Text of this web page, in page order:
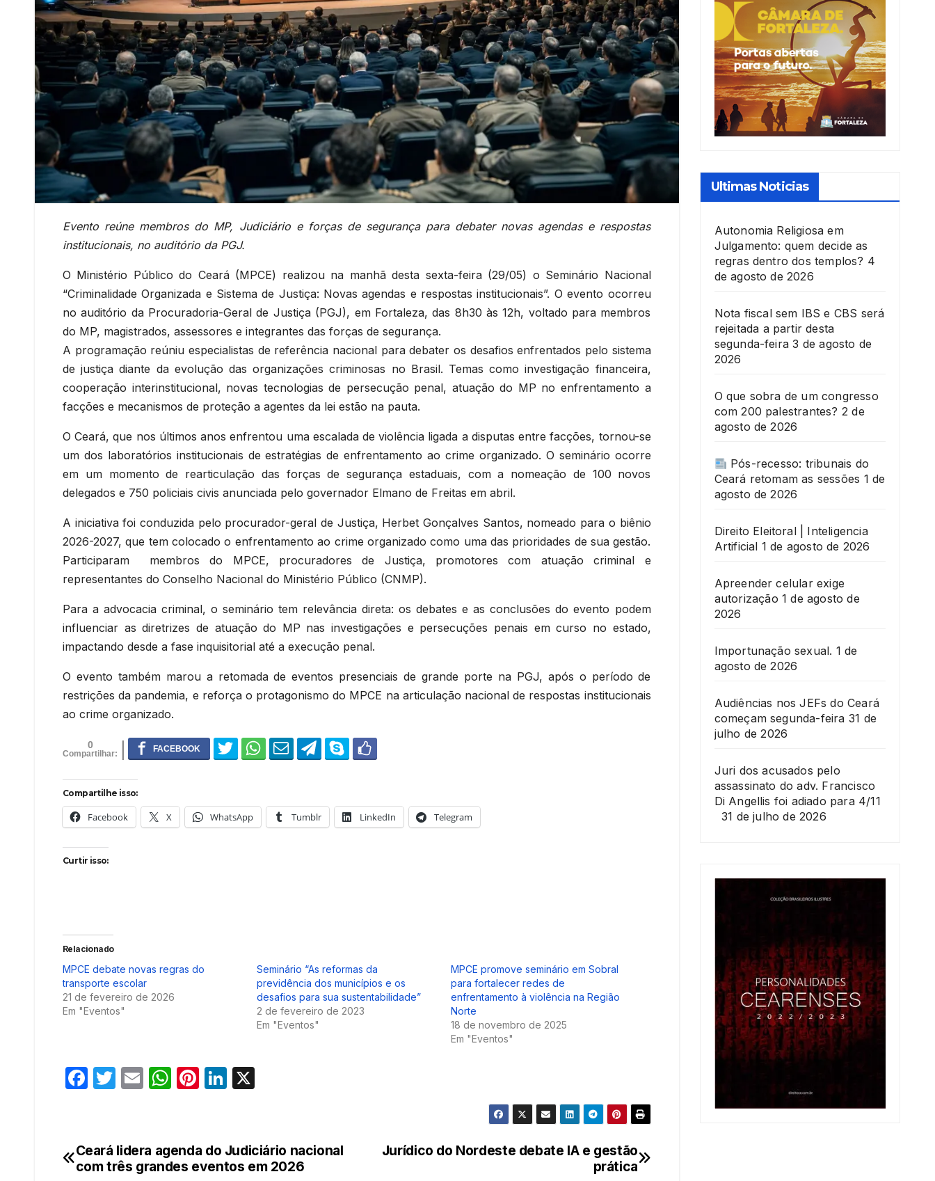
Evento reúne membros do MP, Judiciário e forças de segurança para debater novas agendas e respostas
institucionais, no auditório da PGJ.
O Ministério Público do Ceará (MPCE) realizou na manhã desta sexta-feira (29/05) o Seminário Nacional
“Criminalidade Organizada e Sistema de Justiça: Novas agendas e respostas institucionais”. O evento ocorreu
no auditório da Procuradoria-Geral de Justiça (PGJ), em Fortaleza, das 8h30 às 12h, voltado para membros
do MP, magistrados, assessores e integrantes das forças de segurança.
A programação reúniu especialistas de referência nacional para debater os desafios enfrentados pelo sistema
de justiça diante da evolução das organizações criminosas no Brasil. Temas como investigação financeira,
cooperação interinstitucional, novas tecnologias de persecução penal, atuação do MP no enfrentamento a
facções e mecanismos de proteção a agentes da lei estão na pauta.
O Ceará, que nos últimos anos enfrentou uma escalada de violência ligada a disputas entre facções, tornou-se
um dos laboratórios institucionais de estratégias de enfrentamento ao crime organizado. O seminário ocorre
em um momento de rearticulação das forças de segurança estaduais, com a nomeação de 100 novos
delegados e 750 policiais civis anunciada pelo governador Elmano de Freitas em abril.
A iniciativa foi conduzida pelo procurador-geral de Justiça, Herbet Gonçalves Santos, nomeado para o biênio
2026-2027, que tem colocado o enfrentamento ao crime organizado como uma das prioridades de sua gestão.
Participaram membros do MPCE, procuradores de Justiça, promotores com atuação criminal e
representantes do Conselho Nacional do Ministério Público (CNMP).
Para a advocacia criminal, o seminário tem relevância direta: os debates e as conclusões do evento podem
influenciar as diretrizes de atuação do MP nas investigações e persecuções penais em curso no estado,
impactando desde a fase inquisitorial até a execução penal.
O evento também marou a retomada de eventos presenciais de grande porte na PGJ, após o período de
restrições da pandemia, e reforça o protagonismo do MPCE na articulação nacional de respostas institucionais
ao crime organizado.
0
Compartilhe isso:
Facebook X WhatsApp Tumblr LinkedIn Telegram
Curtir isso:
Relacionado
MPCE debate novas regras do
transporte escolar
21 de fevereiro de 2026
Em "Eventos"
Seminário “As reformas da
previdência dos municípios e os
desafios para sua sustentabilidade”
2 de fevereiro de 2023
Em "Eventos"
MPCE promove seminário em Sobral
para fortalecer redes de
enfrentamento à violência na Região
Norte
18 de novembro de 2025
Em "Eventos"
F
e
b
T
er
E
W
s
A
Pi
e
st
Li
e
dI
Navegação
Jurídico do Nordeste debate IA e gestão
prática
Ceará lidera agenda do Judiciário nacional
com três grandes eventos em 2026
Ultimas Noticias
Autonomia Religiosa em
Julgamento: quem decide as
regras dentro dos templos? 4
de agosto de 2026
Nota fiscal sem IBS e CBS será
rejeitada a partir desta
segunda-feira 3 de agosto de
2026
O que sobra de um congresso
com 200 palestrantes? 2 de
agosto de 2026
Pós-recesso: tribunais do
Ceará retomam as sessões 1 de
agosto de 2026
Direito Eleitoral | Inteligencia
Artificial 1 de agosto de 2026
Apreender celular exige
autorização 1 de agosto de
2026
Importunação sexual. 1 de
agosto de 2026
Audiências nos JEFs do Ceará
começam segunda-feira 31 de
julho de 2026
Juri dos acusados pelo
assassinato do adv. Francisco
Di Angellis foi adiado para 4/11
31 de julho de 2026